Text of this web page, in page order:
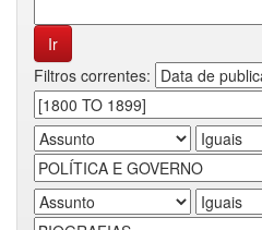
Filtros correntes: